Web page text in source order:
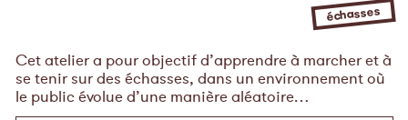
échasses
Cet atelier a pour objectif d’apprendre à marcher et à
se tenir sur des échasses, dans un environnement où
le public évolue d’une manière aléatoire…